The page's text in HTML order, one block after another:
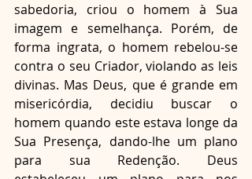
sabedoria, criou o homem à Sua
imagem e semelhança. Porém, de
forma ingrata, o homem rebelou-se
contra o seu Criador, violando as leis
divinas. Mas Deus, que é grande em
misericórdia, decidiu buscar o
homem quando este estava longe da
Sua Presença, dando-lhe um plano
para sua Redenção. Deus